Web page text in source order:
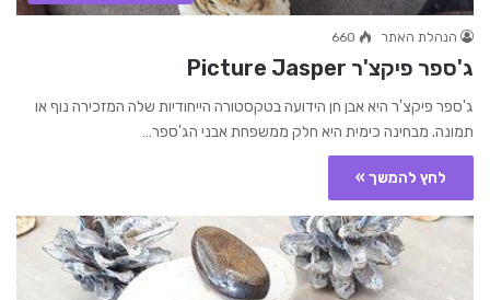
הנהלת האתר 660
ג'ספר פיקצ'ר Picture Jasper
ג'ספר פיקצ'ר היא אבן חן הידועה בטקסטורה הייחודיות שלה המזכירה נוף או
תמונה. מבחינה כימית היא חלק ממשפחת אבני הג'ספר…
לחץ להמשך »